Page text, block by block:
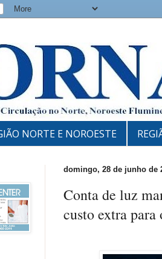
NORTE E NOROESTE
domingo, 28 de junho de
Conta de luz
custo extra